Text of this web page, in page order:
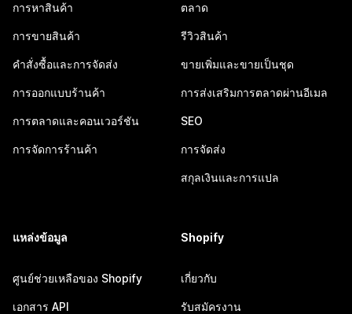
การหาสินค้า
การขายสินค้า
คำสั่งซื้อและการจัดส่ง
การออกแบบร้านค้า
การตลาดและคอนเวอร์ชัน
การจัดการร้านค้า
ตลาด
รีวิวสินค้า
ขายเพิ่มและขายเป็นชุด
การส่งเสริมการตลาดผ่านอีเมล
SEO
การจัดส่ง
สกุลเงินและการแปล
แหล่งข้อมูล
ศูนย์ช่วยเหลือของ Shopify
เอกสาร API
Shopify
เกี่ยวกับ
รับสมัครงาน